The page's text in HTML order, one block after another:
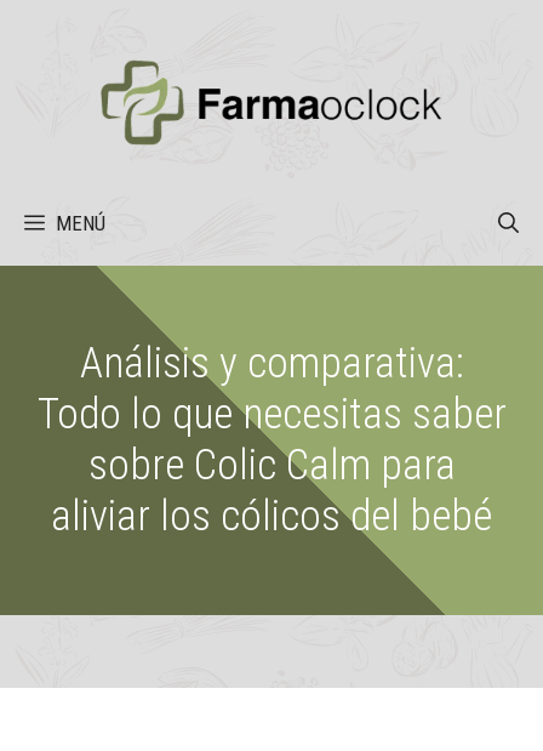
MENÚ
Análisis y comparativa:
Todo lo que necesitas saber
sobre Colic Calm para
aliviar los cólicos del bebé